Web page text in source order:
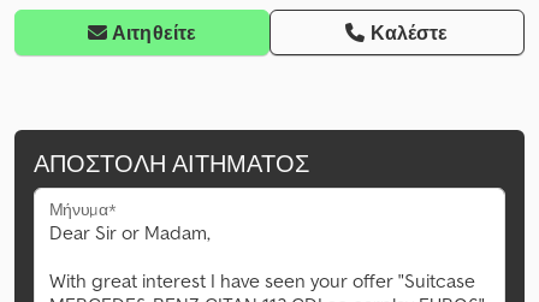
Αιτηθείτε Καλέστε
ΑΠΟΣΤΟΛΉ ΑΙΤΉΜΑΤΟΣ
Μήνυμα*